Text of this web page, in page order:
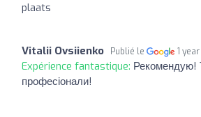
plaats
Vitalii Ovsiienko Publié le 1
Expérience fantastique: Рекомендую!
професіонали!